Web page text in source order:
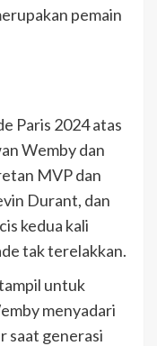
pemain
Paris 2024 atas
Wemby dan
MVP dan
Durant, dan
kedua kali
tak terelakkan.
untuk
menyadari
saat generasi